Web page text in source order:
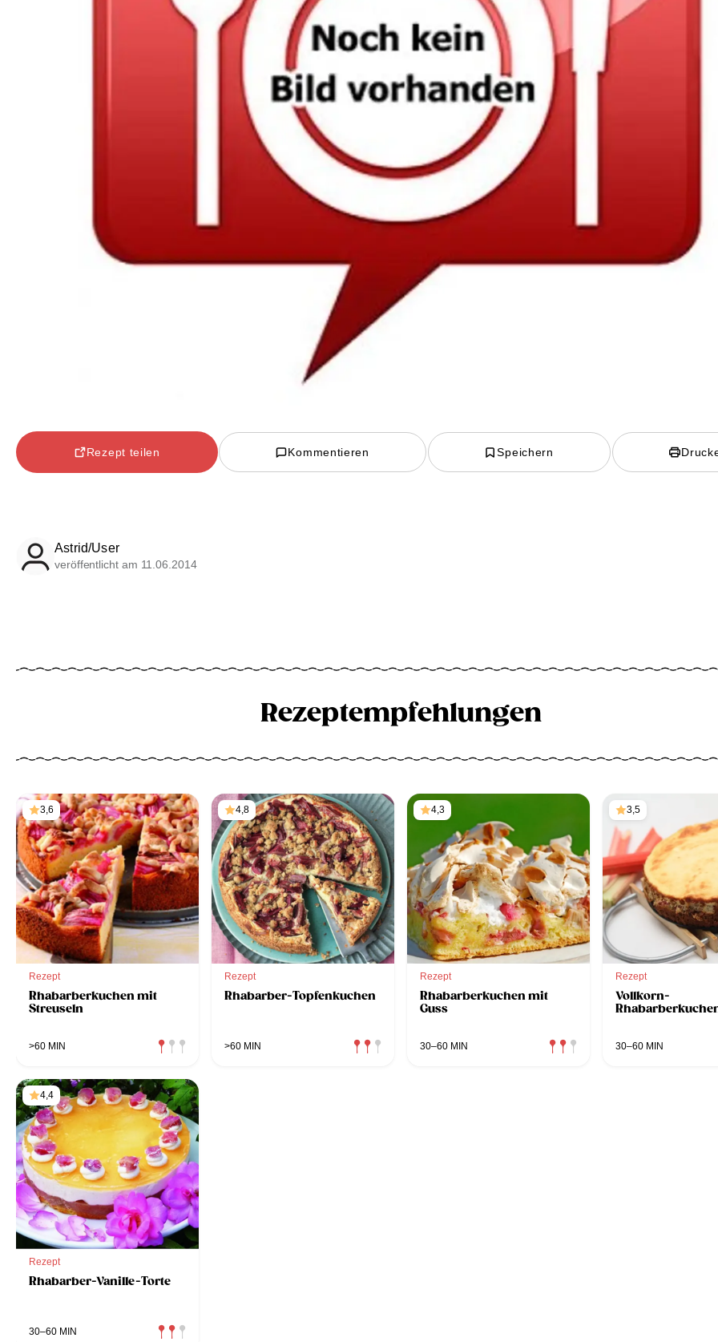
Rezept teilen Kommentieren Speichern
Astrid/User
veröffentlicht am 11.06.2014
Rezeptempfehlungen
3,6
Rezept
Rhabarberkuchen mit
Streuseln
>60 MIN
4,8
Rezept
Rhabarber-Topfenkuchen
>60 MIN
4,3
Rezept
Rhabarberkuchen mit
Guss
30–60 MIN
3,5
Rezept
Vollkorn-
30–60 MIN
4,4
Rezept
Rhabarber-Vanille-Torte
30–60 MIN